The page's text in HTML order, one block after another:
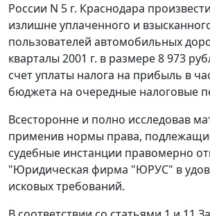
России N 5 г. Краснодара
излишне уплаченного и
пользователей автомобильных
кварталы 2001 г. в размере 8 973
счет уплаты налога на прибыль в
бюджета на очередные налоговые
Всесторонне и полно исследовав
применив нормы права,
судебные инстанции правомерно
"Юридическая фирма "ЮРУС" в
исковых требований.